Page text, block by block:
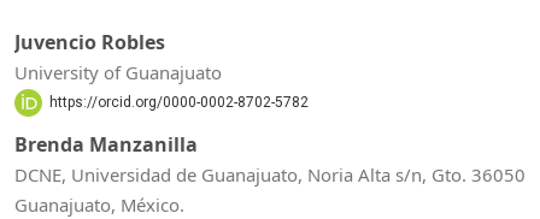
Juvencio Robles
University of Guanajuato
https://orcid.org/0000-0002-8702-5782
Brenda Manzanilla
DCNE, Universidad de Guanajuato, Noria Alta s/n, Gto. 36050
Guanajuato, México.